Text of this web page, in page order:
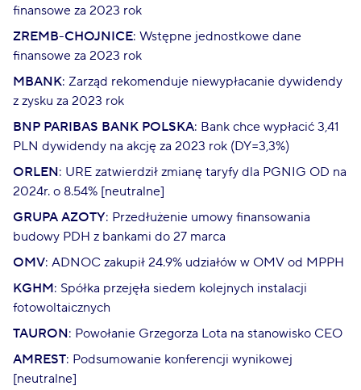
finansowe za 2023 rok
ZREMB-CHOJNICE: Wstępne jednostkowe dane
finansowe za 2023 rok
MBANK: Zarząd rekomenduje niewypłacanie dywidendy
z zysku za 2023 rok
BNP PARIBAS BANK POLSKA: Bank chce wypłacić 3,41
PLN dywidendy na akcję za 2023 rok (DY=3,3%)
ORLEN: URE zatwierdził zmianę taryfy dla PGNIG OD na
2024r. o 8.54% [neutralne]
GRUPA AZOTY: Przedłużenie umowy finansowania
budowy PDH z bankami do 27 marca
OMV: ADNOC zakupił 24.9% udziałów w OMV od MPPH
KGHM: Spółka przejęła siedem kolejnych instalacji
fotowoltaicznych
TAURON: Powołanie Grzegorza Lota na stanowisko CEO
AMREST: Podsumowanie konferencji wynikowej
[neutralne]